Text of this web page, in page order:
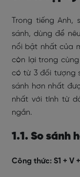
Trong tiếng
sánh, dùng để
nổi bật nhất của
còn lại trong cùng
có từ 3 đối tượng
sánh hơn nhất
nhất với tính từ
ngắn.
1.1. So sánh
Công thức: S1 + V